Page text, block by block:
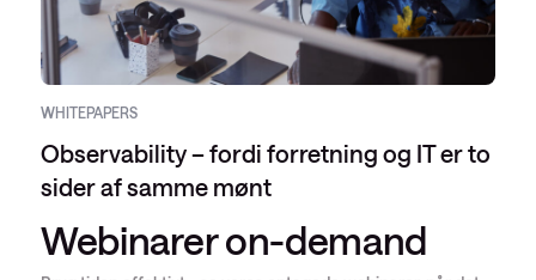
WHITEPAPERS
Observability – fordi forretning og IT er to
sider af samme mønt
Webinarer on-demand